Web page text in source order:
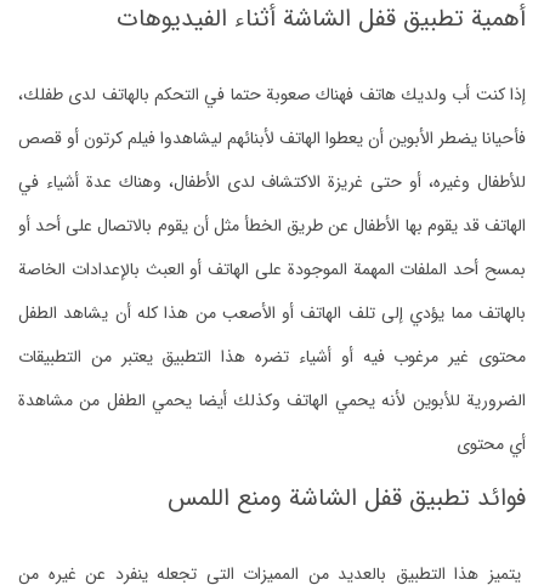
أهمية تطبيق قفل الشاشة أثناء الفيديوهات
إذا كنت أب ولديك هاتف فهناك صعوبة حتما في التحكم بالهاتف لدى طفلك،
فأحيانا يضطر الأبوين أن يعطوا الهاتف لأبنائهم ليشاهدوا فيلم كرتون أو قصص
للأطفال وغيره، أو حتى غريزة الاكتشاف لدى الأطفال، وهناك عدة أشياء في
الهاتف قد يقوم بها الأطفال عن طريق الخطأ مثل أن يقوم بالاتصال على أحد أو
بمسح أحد الملفات المهمة الموجودة على الهاتف أو العبث بالإعدادات الخاصة
بالهاتف مما يؤدي إلى تلف الهاتف أو الأصعب من هذا كله أن يشاهد الطفل
محتوى غير مرغوب فيه أو أشياء تضره هذا التطبيق يعتبر من التطبيقات
الضرورية للأبوين لأنه يحمي الهاتف وكذلك أيضا يحمي الطفل من مشاهدة
أي محتوى
فوائد تطبيق قفل الشاشة ومنع اللمس
يتميز هذا التطبيق بالعديد من المميزات التي تجعله ينفرد عن غيره من